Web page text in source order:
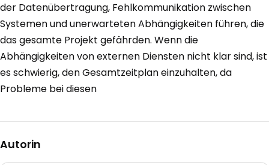
der Datenübertragung, Fehlkommunikation zwischen
Systemen und unerwarteten Abhängigkeiten führen, die
das gesamte Projekt gefährden. Wenn die
Abhängigkeiten von externen Diensten nicht klar sind, ist
es schwierig, den Gesamtzeitplan einzuhalten, da
Probleme bei diesen
Autorin